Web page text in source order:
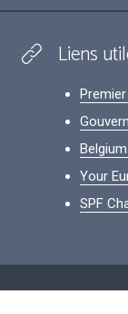
Liens
Your
SPF